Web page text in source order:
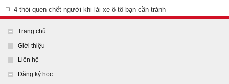
4 thói quen chết người khi lái xe ô tô bạn cần tránh
Trang chủ
Giới thiệu
Liên hệ
Đăng ký học